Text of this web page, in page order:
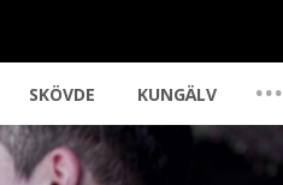
SKÖVDE KUNGÄLV ...